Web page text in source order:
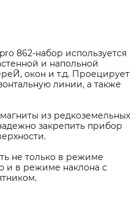
862-набор используется
и напольной
окон и т.д. Проецирует
линии, а также
из редкоземельных
закрепить прибор
не только в режиме
и в режиме наклона с